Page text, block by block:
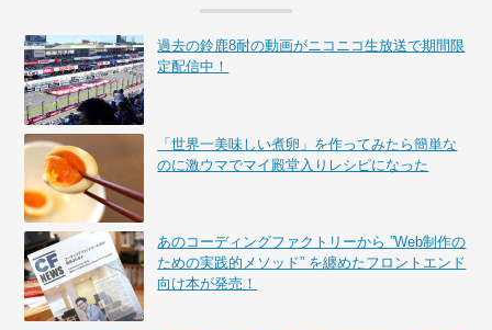
過去の鈴鹿8耐の動画がニコニコ生放送で期間限
定配信中！
「世界一美味しい煮卵」を作ってみたら簡単な
のに激ウマでマイ殿堂入りレシピになった
あのコーディングファクトリーから ”Web制作の
ための実践的メソッド” を纏めたフロントエンド
向け本が発売！